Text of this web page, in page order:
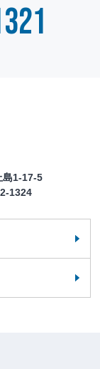
1-17-5
1324